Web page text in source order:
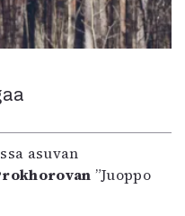
asuvan
”Juoppo